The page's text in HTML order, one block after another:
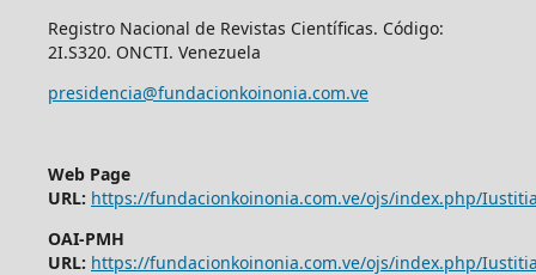
Registro Nacional de Revistas Científicas. Código:
2I.S320. ONCTI. Venezuela
presidencia@fundacionkoinonia.com.ve
Web Page
URL: https://fundacionkoinonia.com.ve/ojs/index.php/
OAI-PMH
URL: https://fundacionkoinonia.com.ve/ojs/index.php/